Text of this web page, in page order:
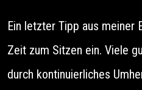
Ein letzter Tipp aus meiner
Zeit zum Sitzen ein. Viele
durch kontinuierliches